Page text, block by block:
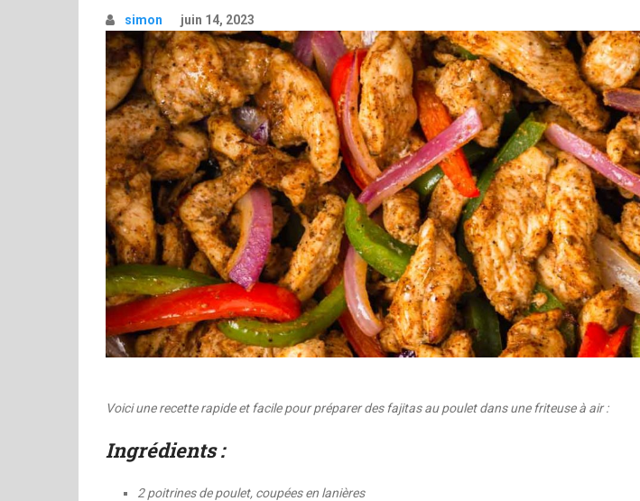
simon juin 14, 2023
Voici une recette rapide et facile pour préparer des fajitas au poulet dans une friteuse à air :
Ingrédients :
2 poitrines de poulet, coupées en lanières